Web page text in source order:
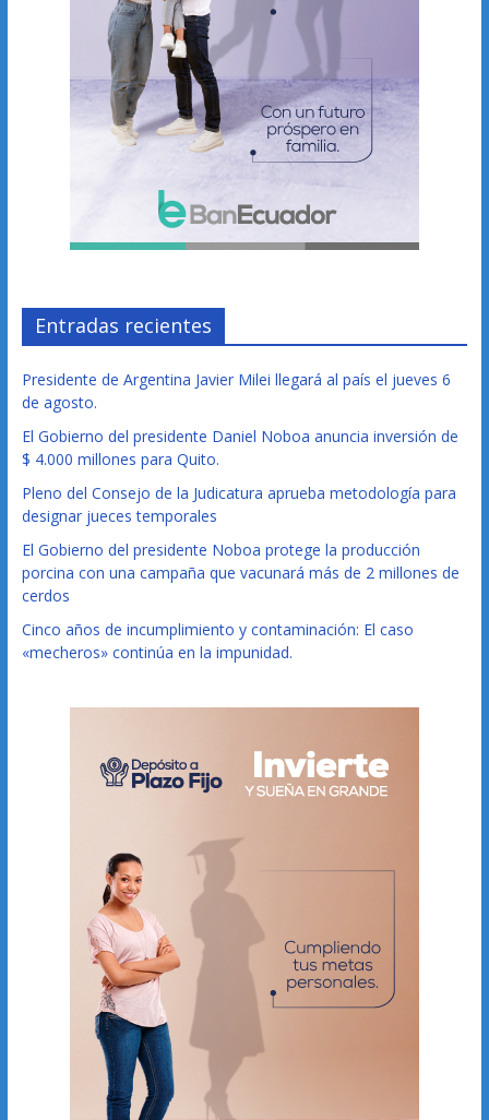
Entradas recientes
Presidente de Argentina Javier Milei llegará al país el jueves 6
de agosto.
El Gobierno del presidente Daniel Noboa anuncia inversión de
$ 4.000 millones para Quito.
Pleno del Consejo de la Judicatura aprueba metodología para
designar jueces temporales
El Gobierno del presidente Noboa protege la producción
porcina con una campaña que vacunará más de 2 millones de
cerdos
Cinco años de incumplimiento y contaminación: El caso
«mecheros» continúa en la impunidad.